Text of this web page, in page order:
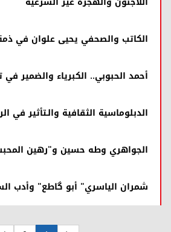
الكاتب والصحفي يحيى علوان في
أحمد الحبوبي.. الكبرياء والضمير في
الدبلوماسية الثقافية والـتأثير في
الجواهري وطه حسين و"رهين
شمران الياسري" أبو گاطع" وأدب